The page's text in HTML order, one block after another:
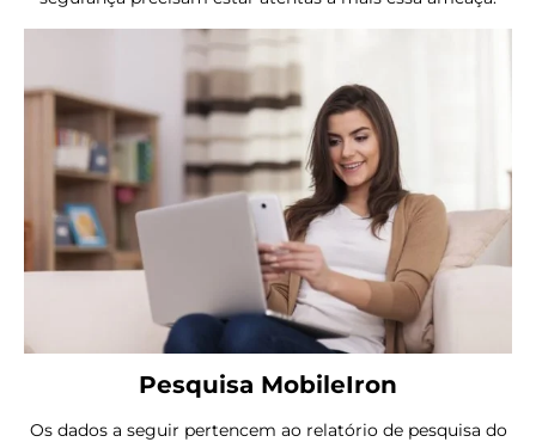
Pesquisa MobileIron
Os dados a seguir pertencem ao relatório de pesquisa do